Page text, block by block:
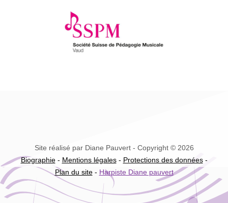
Site réalisé par Diane Pauvert - Copyright © 2026
Biographie- Mentions légales- Protections des données-
Plan du site- Harpiste Diane pauvert